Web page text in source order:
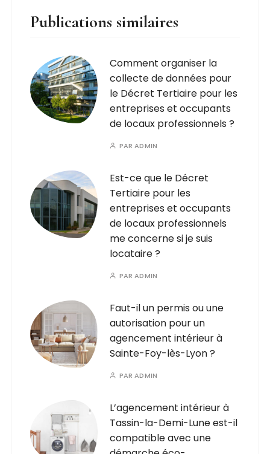
Publications similaires
Comment organiser la
collecte de données pour
le Décret Tertiaire pour les
entreprises et occupants
de locaux professionnels ?
PARADMIN
Est-ce que le Décret
Tertiaire pour les
entreprises et occupants
de locaux professionnels
me concerne si je suis
locataire ?
PARADMIN
Faut-il un permis ou une
autorisation pour un
agencement intérieur à
Sainte-Foy-lès-Lyon ?
PARADMIN
L’agencement intérieur à
Tassin-la-Demi-Lune est-il
compatible avec une